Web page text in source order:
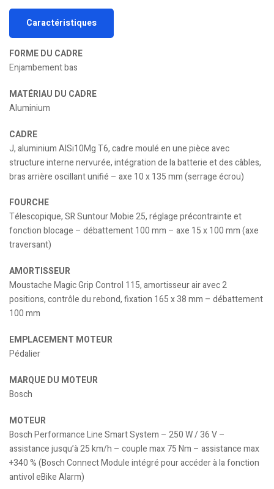
Caractéristiques
FORME DU CADRE
Enjambement bas
MATÉRIAU DU CADRE
Aluminium
CADRE
J, aluminium AlSi10Mg T6, cadre moulé en une pièce avec
structure interne nervurée, intégration de la batterie et des câbles,
bras arrière oscillant unifié – axe 10 x 135 mm (serrage écrou)
FOURCHE
Télescopique, SR Suntour Mobie 25, réglage précontrainte et
fonction blocage – débattement 100 mm – axe 15 x 100 mm (axe
traversant)
AMORTISSEUR
Moustache Magic Grip Control 115, amortisseur air avec 2
positions, contrôle du rebond, fixation 165 x 38 mm – débattement
100 mm
EMPLACEMENT MOTEUR
Pédalier
MARQUE DU MOTEUR
Bosch
MOTEUR
Bosch Performance Line Smart System – 250 W / 36 V –
assistance jusqu’à 25 km/h – couple max 75 Nm – assistance max
+340 % (Bosch Connect Module intégré pour accéder à la fonction
antivol eBike Alarm)